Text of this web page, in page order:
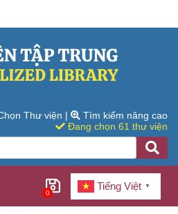
Thư viện |
Tìm kiếm nâng cao
Đang chọn 61 thư viện
0
Tiếng Việt ▼